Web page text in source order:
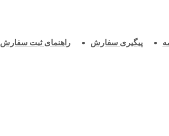
پیگیری سفارش راهنمای ثبت سفارش